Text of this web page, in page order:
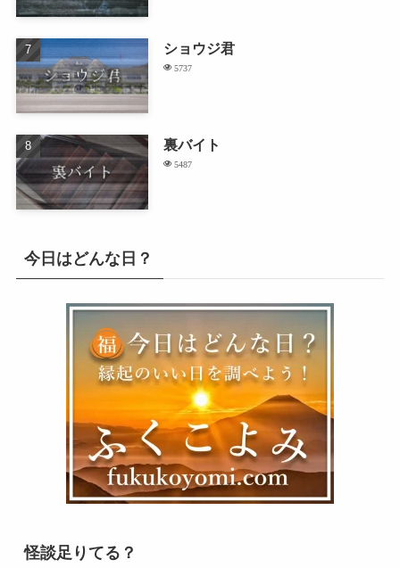
ショウジ君
5737
裏バイト
5487
今日はどんな日？
怪談足りてる？